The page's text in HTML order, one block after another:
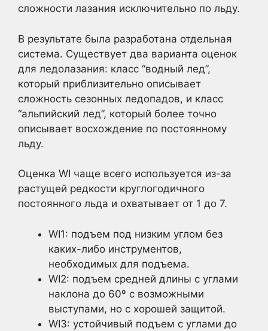
сложности лазания исключительно по льду.
В результате была разработана отдельная
система. Существует два варианта оценок
для ледолазания: класс “водный лед”,
который приблизительно описывает
сложность сезонных ледопадов, и класс
“альпийский лед”, который более точно
описывает восхождение по постоянному
льду.
Оценка WI чаще всего используется из-за
растущей редкости круглогодичного
постоянного льда и охватывает от 1 до 7.
WI1: подъем под низким углом без
каких-либо инструментов,
необходимых для подъема.
WI2: подъем средней длины с углами
наклона до 60º с возможными
выступами, но с хорошей защитой.
WI3: устойчивый подъем с углами до